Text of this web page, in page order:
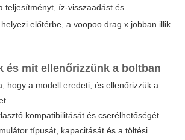
teljesítményt, íz-visszaadást és
előtérbe, a voopoo drag x jobban illik
és mit ellenőrizzünk a boltban
hogy a modell eredeti, és ellenőrizzük a
kompatibilitását és cserélhetőségét.
típusát, kapacitását és a töltési